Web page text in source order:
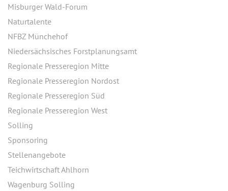
Misburger Wald-Forum
Naturtalente
NFBZ Münchehof
Niedersächsisches Forstplanungsamt
Regionale Presseregion Mitte
Regionale Presseregion Nordost
Regionale Presseregion Süd
Regionale Presseregion West
Solling
Sponsoring
Stellenangebote
Teichwirtschaft Ahlhorn
Wagenburg Solling